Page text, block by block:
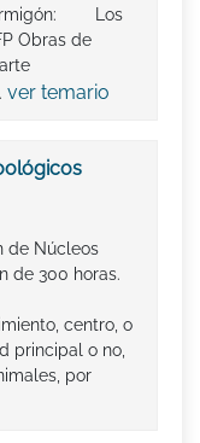
Los
Obras de
ver temario
de Núcleos
de 300 horas.
centro, o
principal o no,
por